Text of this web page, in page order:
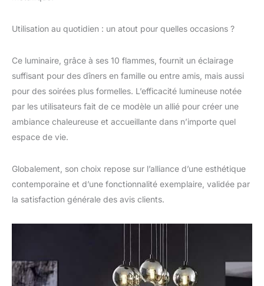
Utilisation au quotidien : un atout pour quelles occasions ?
Ce luminaire, grâce à ses 10 flammes, fournit un éclairage
suffisant pour des dîners en famille ou entre amis, mais aussi
pour des soirées plus formelles. L’efficacité lumineuse notée
par les utilisateurs fait de ce modèle un allié pour créer une
ambiance chaleureuse et accueillante dans n’importe quel
espace de vie.
Globalement, son choix repose sur l’alliance d’une esthétique
contemporaine et d’une fonctionnalité exemplaire, validée par
la satisfaction générale des avis clients.